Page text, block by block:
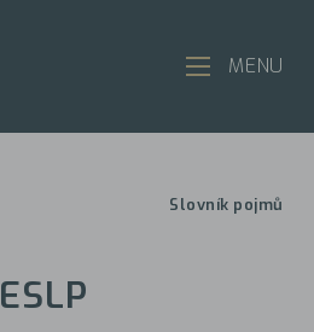
Slovník pojmů
ESLP
MENU